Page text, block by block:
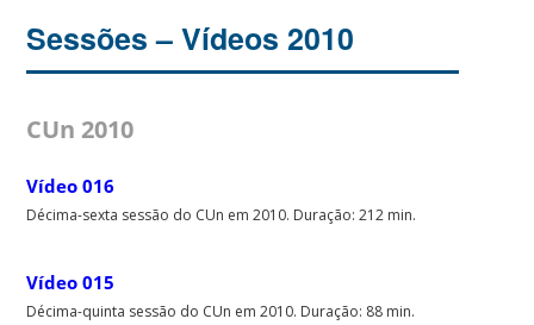
Sessões – Vídeos 2010
CUn 2010
Vídeo 016
Décima-sexta sessão do CUn em 2010. Duração: 212 min.
Vídeo 015
Décima-quinta sessão do CUn em 2010. Duração: 88 min.